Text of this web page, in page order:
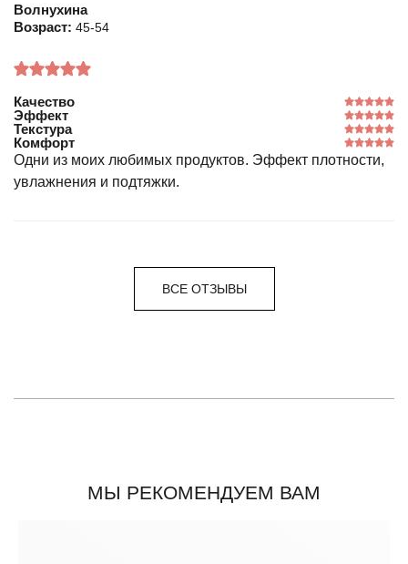
Волнухина
Возраст: 45-54
Качество
Эффект
Текстура
Комфорт
Одни из моих любимых продуктов. Эффект плотности,
увлажнения и подтяжки.
ВСЕ ОТЗЫВЫ
МЫ РЕКОМЕНДУЕМ ВАМ